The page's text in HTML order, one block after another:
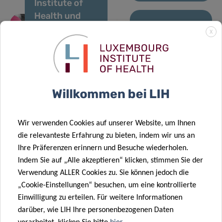
Förderung des
globalen
Verständnisses
Versorgung
von Frauen
OBEClust:
Gemeinsam
gegen
Institute of
Health und
Birmingham
starten die
erste groß
Studie zur
frühkindlichen
Entwicklungsförderung
zu Hause für
autistische
Kinder mit
QTrobot
LIH-Studie
enthüllt
chemische
die mit einem
höheren
Risiko für
in Verbindung
stehen
21 Nov. 2025
Veröffentlichung
des
dreijährlichen
Berichts
X
Willkommen bei LIH
Wir verwenden Cookies auf unserer Website, um Ihnen
die relevanteste Erfahrung zu bieten, indem wir uns an
Ihre Präferenzen erinnern und Besuche wiederholen.
Indem Sie auf „Alle akzeptieren“ klicken, stimmen Sie der
Verwendung ALLER Cookies zu. Sie können jedoch die
„Cookie-Einstellungen“ besuchen, um eine kontrollierte
Einwilligung zu erteilen. Für weitere Informationen
darüber, wie LIH Ihre personenbezogenen Daten